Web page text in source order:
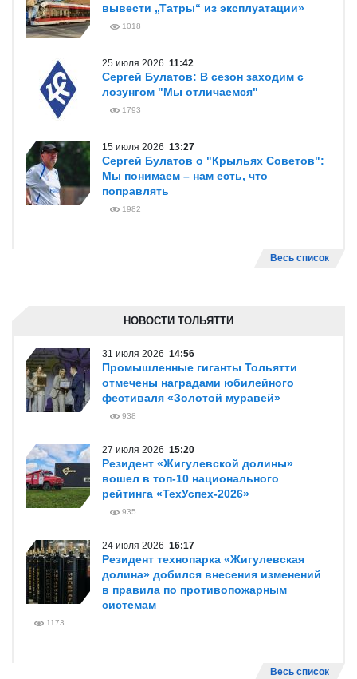
вывести „Татры“ из эксплуатации»
1018
25 июля 2026 11:42
Сергей Булатов: В сезон заходим с
лозунгом "Мы отличаемся"
1793
15 июля 2026 13:27
Сергей Булатов о "Крыльях Советов":
Мы понимаем – нам есть, что
поправлять
1982
Весь список
НОВОСТИ ТОЛЬЯТТИ
31 июля 2026 14:56
Промышленные гиганты Тольятти
отмечены наградами юбилейного
фестиваля «Золотой муравей»
938
27 июля 2026 15:20
Резидент «Жигулевской долины»
вошел в топ-10 национального
рейтинга «ТехУспех-2026»
935
24 июля 2026 16:17
Резидент технопарка «Жигулевская
долина» добился внесения изменений
в правила по противопожарным
системам
1173
Весь список